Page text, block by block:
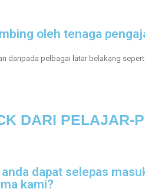
oleh tenaga
daripada pelbagai latar belakang
DARI PELAJAR-
dapat selepas
kami?